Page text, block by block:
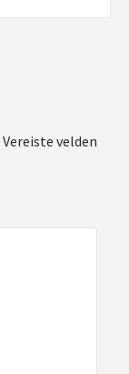
Vereiste velden